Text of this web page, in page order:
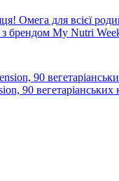
Омега для всієї
90 вегетаріанських